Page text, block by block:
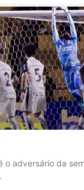
o adversário da